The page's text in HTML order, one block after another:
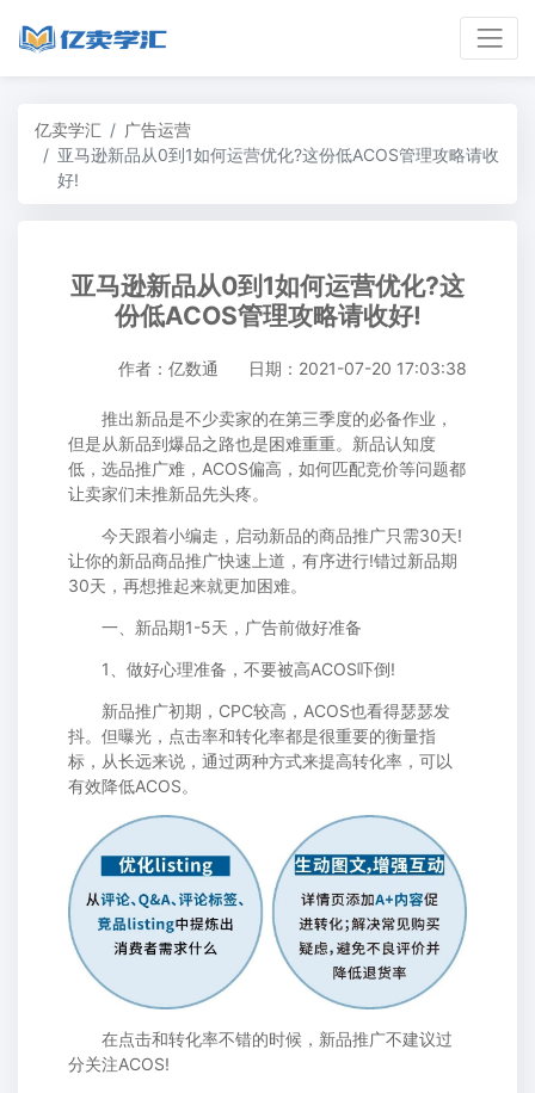
亿卖学汇
广告运营
亚马逊新品从0到1如何运营优化?这份低ACOS管理攻略请收
好!
亚马逊新品从0到1如何运营优化?这
份低ACOS管理攻略请收好!
作者：亿数通 日期：2021-07-20 17:03:38
推出新品是不少卖家的在第三季度的必备作业，
但是从新品到爆品之路也是困难重重。新品认知度
低，选品推广难，ACOS偏高，如何匹配竞价等问题都
让卖家们未推新品先头疼。
今天跟着小编走，启动新品的商品推广只需30天!
让你的新品商品推广快速上道，有序进行!错过新品期
30天，再想推起来就更加困难。
一、新品期1-5天，广告前做好准备
1、做好心理准备，不要被高ACOS吓倒!
新品推广初期，CPC较高，ACOS也看得瑟瑟发
抖。但曝光，点击率和转化率都是很重要的衡量指
标，从长远来说，通过两种方式来提高转化率，可以
有效降低ACOS。
在点击和转化率不错的时候，新品推广不建议过
分关注ACOS!